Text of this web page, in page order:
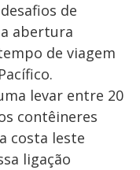
de
abertura
de viagem
levar entre 20
contêineres
costa leste
ligação